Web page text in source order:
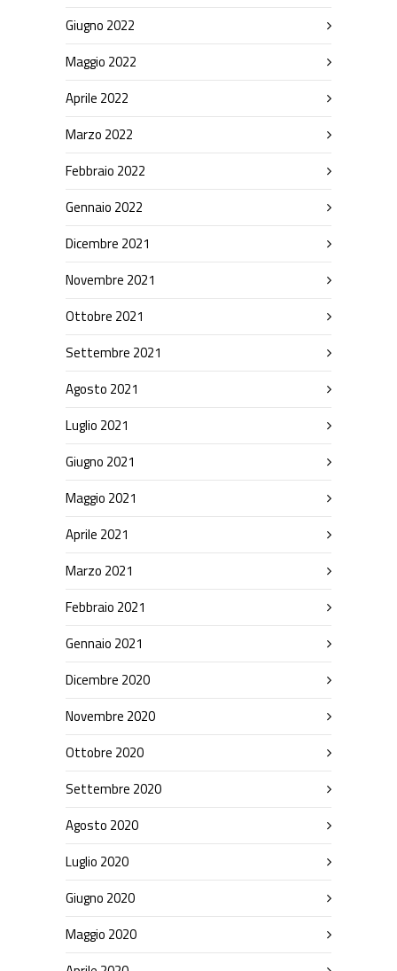
Giugno 2022
Maggio 2022
Aprile 2022
Marzo 2022
Febbraio 2022
Gennaio 2022
Dicembre 2021
Novembre 2021
Ottobre 2021
Settembre 2021
Agosto 2021
Luglio 2021
Giugno 2021
Maggio 2021
Aprile 2021
Marzo 2021
Febbraio 2021
Gennaio 2021
Dicembre 2020
Novembre 2020
Ottobre 2020
Settembre 2020
Agosto 2020
Luglio 2020
Giugno 2020
Maggio 2020